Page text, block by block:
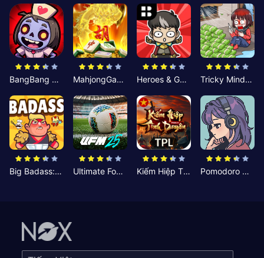
BangBang Zombies:Chiến Shelter MahjongGame Heroes & Gear? Yoink! Tricky Minds: Brainy Puzzle
Big Badass: Game AFK Idle RPG Ultimate Football Manager Kiếm Hiệp Tình Duyên Pomodoro Nhỏ: Giờ Tập Trung